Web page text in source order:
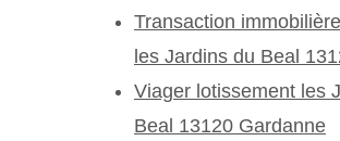
Transaction
les Jardins du Beal
Viager lotissement les
Beal 13120 Gardanne